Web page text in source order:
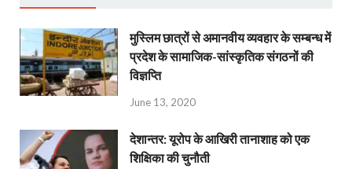
मुस्लिम छात्रों से अमानवीय व्यवहार के सम्बन्ध में
प्रदेश के सामाजिक-सांस्कृतिक संगठनों की
विज्ञप्ति
June 13, 2020
देशान्‍तर: यूरोप के आखिरी तानाशाह को एक
शिक्षिका की चुनौती